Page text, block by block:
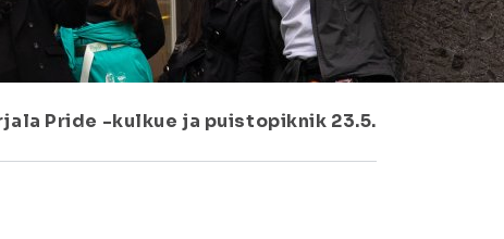
Pride -kulkue ja puistopiknik 23.5.